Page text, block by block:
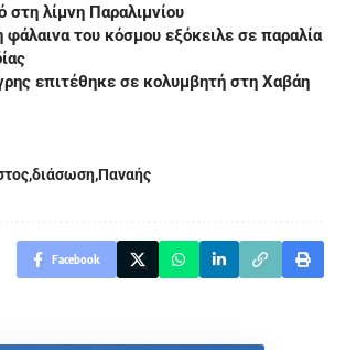
στη λίμνη Παραλιμνίου
φάλαινα του κόσμου εξόκειλε σε παραλία
επιτέθηκε σε κολυμβητή στη Χαβάη
διάσωσηΠαναής
Facebook